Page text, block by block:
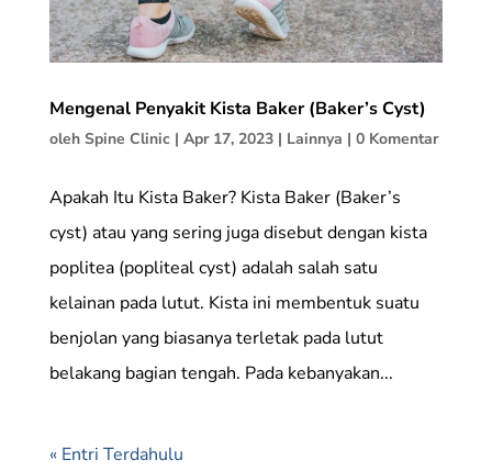
Mengenal Penyakit Kista Baker (Baker’s Cyst)
oleh Spine Clinic| Apr 17, 2023| Lainnya | 0 Komentar
Apakah Itu Kista Baker? Kista Baker (Baker’s
cyst) atau yang sering juga disebut dengan kista
poplitea (popliteal cyst) adalah salah satu
kelainan pada lutut. Kista ini membentuk suatu
benjolan yang biasanya terletak pada lutut
belakang bagian tengah. Pada kebanyakan...
« Entri Terdahulu